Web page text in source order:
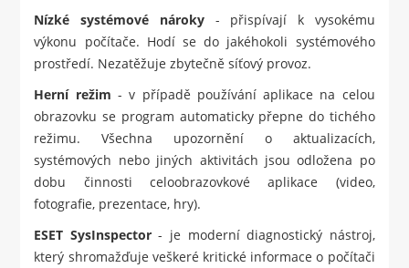
Nízké systémové nároky- přispívají k vysokému
výkonu počítače. Hodí se do jakéhokoli systémového
prostředí. Nezatěžuje zbytečně síťový provoz.
Herní režim - v případě používání aplikace na celou
obrazovku se program automaticky přepne do tichého
režimu. Všechna upozornění o aktualizacích,
systémových nebo jiných aktivitách jsou odložena po
dobu činnosti celoobrazovkové aplikace (video,
fotografie, prezentace, hry).
ESET SysInspector- je moderní diagnostický nástroj,
který shromažďuje veškeré kritické informace o počítači